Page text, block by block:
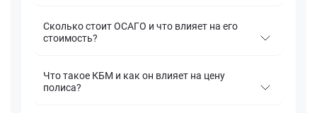
Сколько стоит ОСАГО и что влияет на его
стоимость?
Что такое КБМ и как он влияет на цену
полиса?